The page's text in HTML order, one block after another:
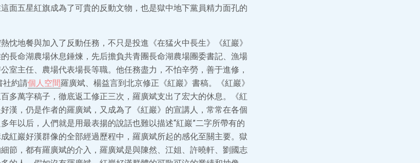
面五星紅旗成為了可貴的反動文物，也是獄中地下黨員精力面孔的
忱地餐與加入了反動任務，不只是投進《在猛火中長生》《紅巖》
長命湖農場休息錘煉，先后擔負共青團長命湖農場團委書記、漁場
室主任、農場代表場長等職。他任務盡力，不怕辛勞，善于進修，
社約請個人空間羅廣斌、楊益言到北京修正《紅巖》書稿。《紅巖》
多萬字稿子，徹底返工修正三次，羅廣斌支出了宏大的休息。《紅
漢，仍是作者的羅廣斌，又成為了《紅巖》的宣講人，常常在各個
年以后，人們就是用最表揚的說話也難以描述“紅巖”二字所帶有的
紅巖好漢群像的全部經過歷程中，羅廣斌所起的感化至關主要。獄
節，都有羅廣斌的介入，羅廣斌是與陳然、江姐、許曉軒、劉國志